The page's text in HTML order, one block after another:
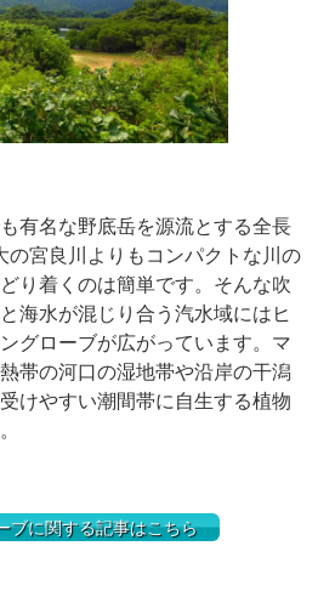
有名な野底岳を源流とする全長
の宮良川よりもコンパクトな川の
り着くのは簡単です。そんな吹
海水が混じり合う汽水域にはヒ
グローブが広がっています。マ
帯の河口の湿地帯や沿岸の干潟
けやすい潮間帯に自生する植物
ブに関する記事はこちら